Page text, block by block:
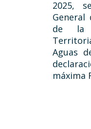
2025,
General
de la
Aguas
máxima